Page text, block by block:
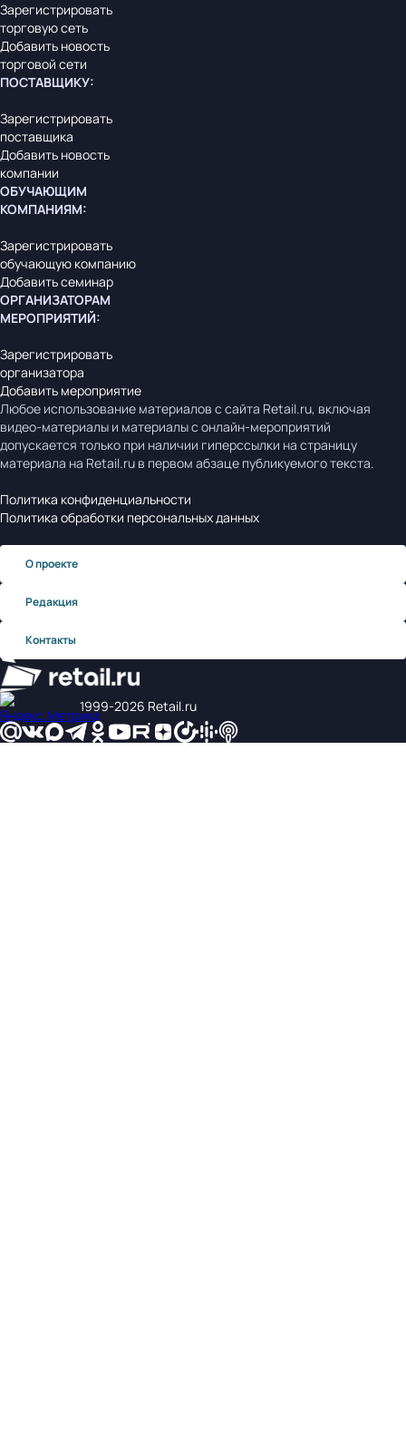
Зарегистрировать
торговую сеть
Добавить новость
торговой сети
ПОСТАВЩИКУ:
Зарегистрировать
поставщика
Добавить новость
компании
ОБУЧАЮЩИМ
КОМПАНИЯМ:
Зарегистрировать
обучающую компанию
Добавить семинар
ОРГАНИЗАТОРАМ
МЕРОПРИЯТИЙ:
Зарегистрировать
организатора
Добавить мероприятие
Любое использование материалов с сайта Retail.ru, включая
видео-материалы и материалы с онлайн-мероприятий
допускается только при наличии гиперссылки на страницу
материала на Retail.ru в первом абзаце публикуемого текста.
Политика конфиденциальности
Политика обработки персональных данных
О проекте
Редакция
Контакты
1999‑2026 Retail.ru